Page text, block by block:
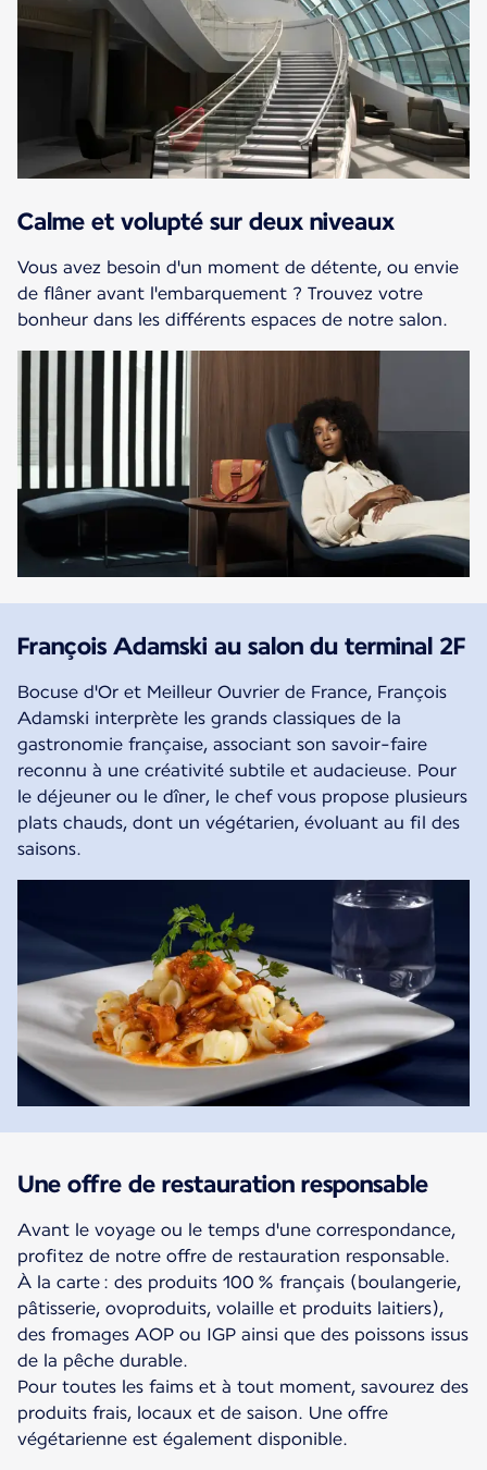
Calme et volupté sur deux niveaux
Vous avez besoin d'un moment de détente, ou envie
de flâner avant l'embarquement ? Trouvez votre
bonheur dans les différents espaces de notre salon.
François Adamski au salon du terminal 2F
Bocuse d'Or et Meilleur Ouvrier de France, François
Adamski interprète les grands classiques de la
gastronomie française, associant son savoir-faire
reconnu à une créativité subtile et audacieuse. Pour
le déjeuner ou le dîner, le chef vous propose plusieurs
plats chauds, dont un végétarien, évoluant au fil des
saisons.
Une offre de restauration responsable
Avant le voyage ou le temps d'une correspondance,
profitez de notre offre de restauration responsable.
À la carte : des produits 100 % français (boulangerie,
pâtisserie, ovoproduits, volaille et produits laitiers),
des fromages AOP ou IGP ainsi que des poissons issus
de la pêche durable.
Pour toutes les faims et à tout moment, savourez des
produits frais, locaux et de saison. Une offre
végétarienne est également disponible.